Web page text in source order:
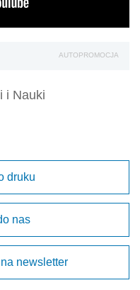
AUTOPROMOCJA
i Nauki
druku
nas
newsletter